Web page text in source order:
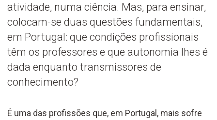
atividade, numa ciência. Mas, para ensinar,
colocam-se duas questões fundamentais,
em Portugal: que condições profissionais
têm os professores e que autonomia lhes é
dada enquanto transmissores de
conhecimento?
É uma das profissões que, em Portugal, mais sofre